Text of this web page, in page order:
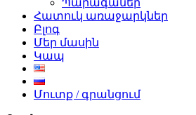
Հատուկ առաջարկներ
Բլոգ
Մեր մասին
Կապ
Մուտք / գրանցում